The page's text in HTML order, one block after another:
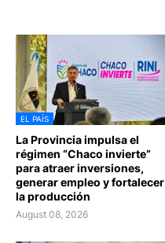
EL PAÍS
La Provincia impulsa el
régimen “Chaco invierte”
para atraer inversiones,
generar empleo y fortalecer
la producción
August 08, 2026